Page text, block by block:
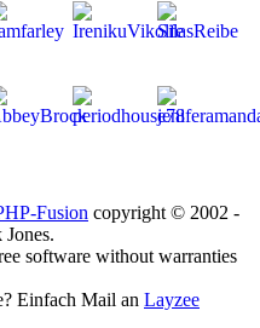
Fusion copyright © 2002 -
software without warranties
Einfach Mail an Layzee